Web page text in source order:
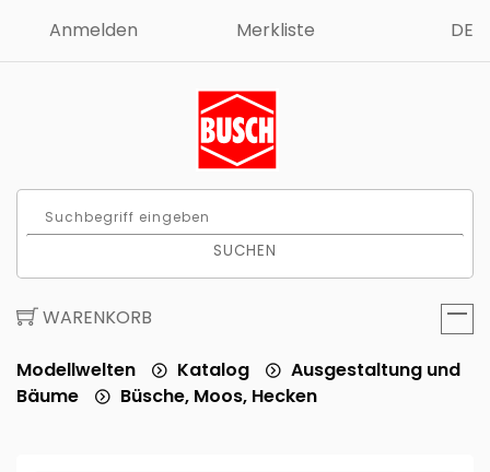
Anmelden Merkliste DE
SUCHEN
WARENKORB
Modellwelten Katalog
Ausgestaltung und
Bäume
Büsche, Moos, Hecken